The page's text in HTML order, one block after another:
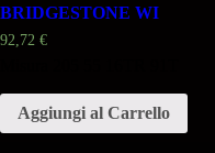
BRIDGESTONE WI
92,72 €
Aggiungi al Carrello